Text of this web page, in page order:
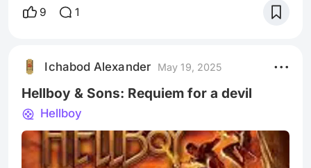
muy genial. Crear un héroe requiere una buena
porque en años recientes el tema de los héroes
ha sido una montaña rusa de éxitos e
innumerables fracasos. Ya sea sacado de
9 1
Ichabod Alexander May 19, 2025
Hellboy & Sons: Requiem for a devil
Hellboy